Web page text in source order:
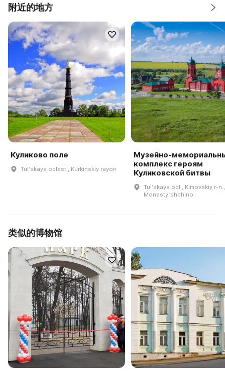
附近的地方
Куликово поле
Tulʹskaya oblastʹ, Kurkinskiy rayon
Музейно-
комплекс героям
Куликовской битвы
Tulʹskaya obl., Kimovskiy r-
Monastyrshchino
类似的博物馆